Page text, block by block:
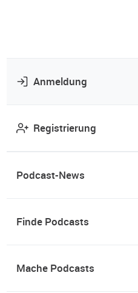
Anmeldung
Registrierung
Podcast-News
Finde Podcasts
Mache Podcasts